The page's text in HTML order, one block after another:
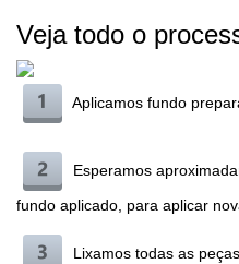
Veja todo o
Aplicamos fundo
Esperamos
fundo aplicado, para aplicar
Lixamos todas as